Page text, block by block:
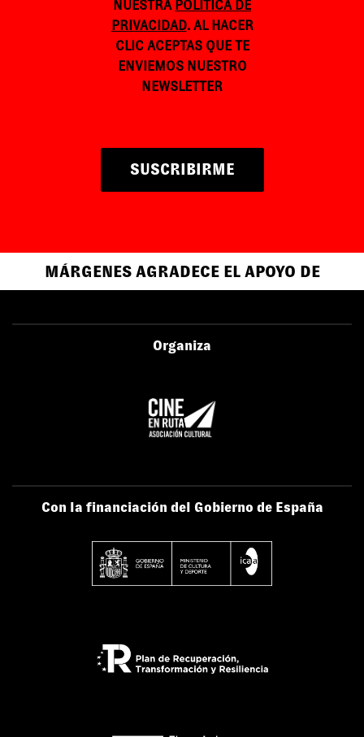
NUESTRA POLÍTICA DE
PRIVACIDAD. AL HACER
CLIC ACEPTAS QUE TE
ENVIEMOS NUESTRO
NEWSLETTER
SUSCRIBIRME
MÁRGENES AGRADECE EL APOYO DE
Organiza
Con la financiación del Gobierno de España